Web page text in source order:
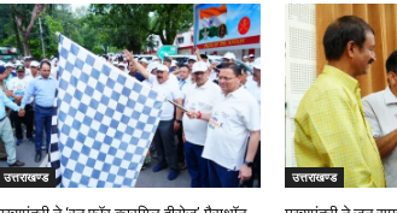
उत्तराखण्ड उत्तराखण्ड